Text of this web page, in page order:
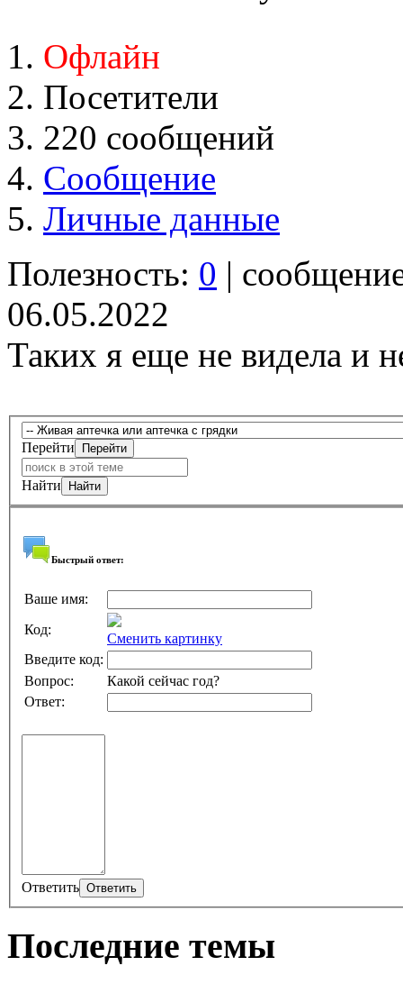
Офлайн
Посетители
220 сообщений
Сообщение
Личные данные
Полезность: 0 |
06.05.2022
Таких я еще не видела и
Перейти
Найти
Быстрый ответ:
Ваше имя:
Код:
Сменить картинку
Введите код:
Вопрос:
Какой сейчас год?
Ответ:
Ответить
Последние темы